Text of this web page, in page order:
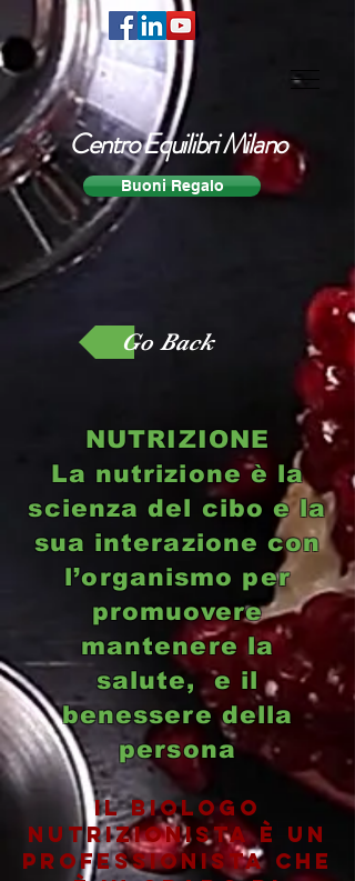
Centro Equilibri Milano
Buoni Regalo
Go Back
NUTRIZIONE
La nutrizione è la
scienza del cibo e la
sua interazione con
l’organismo per
promuovere
mantenere la
salute, e il
benessere della
persona
il biologo
nutrizionista è un
professionista che